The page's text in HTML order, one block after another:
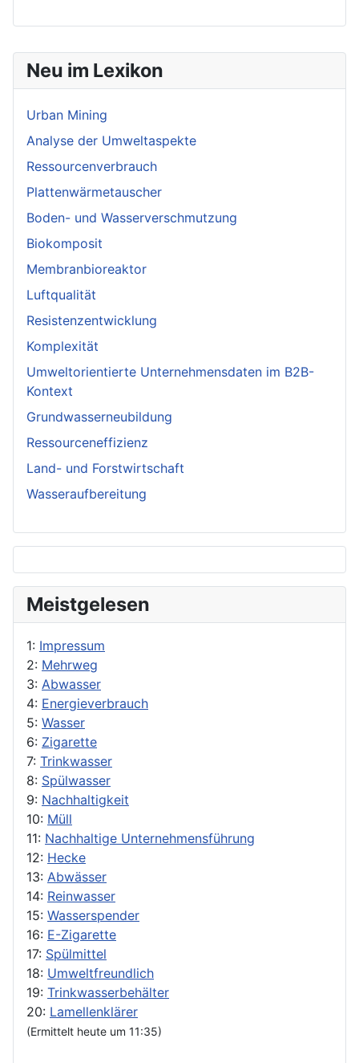
Neu im Lexikon
Urban Mining
Analyse der Umweltaspekte
Ressourcenverbrauch
Plattenwärmetauscher
Boden- und Wasserverschmutzung
Biokomposit
Membranbioreaktor
Luftqualität
Resistenzentwicklung
Komplexität
Umweltorientierte Unternehmensdaten im B2B-
Kontext
Grundwasserneubildung
Ressourceneffizienz
Land- und Forstwirtschaft
Wasseraufbereitung
Meistgelesen
1: Impressum
2: Mehrweg
3: Abwasser
4: Energieverbrauch
5: Wasser
6: Zigarette
7: Trinkwasser
8: Spülwasser
9: Nachhaltigkeit
10: Müll
11: Nachhaltige Unternehmensführung
12: Hecke
13: Abwässer
14: Reinwasser
15: Wasserspender
16: E-Zigarette
17: Spülmittel
18: Umweltfreundlich
19: Trinkwasserbehälter
20: Lamellenklärer
(Ermittelt heute um 11:35)